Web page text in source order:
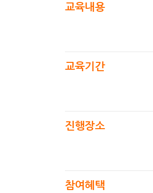
교육내용
교육기간
진행장소
참여혜택